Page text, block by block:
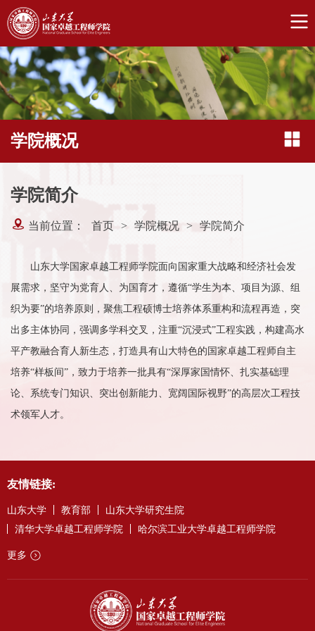
学院概况
学院简介
当前位置： 首页 > 学院概况 > 学院简介
山东大学国家卓越工程师学院面向国家重大战略和经济社会发
展需求，坚守为党育人、为国育才，遵循“学生为本、项目为源、组
织为要”的培养原则，聚焦工程硕博士培养体系重构和流程再造，突
出多主体协同，强调多学科交叉，注重“沉浸式”工程实践，构建高水
平产教融合育人新生态，打造具有山大特色的国家卓越工程师自主
培养“样板间”，致力于培养一批具有“深厚家国情怀、扎实基础理
论、系统专门知识、突出创新能力、宽阔国际视野”的高层次工程技
术领军人才。
友情链接:
山东大学 教育部
山东大学研究生院
清华大学卓越工程师学院
哈尔滨工业大学卓越工程师学院
更多